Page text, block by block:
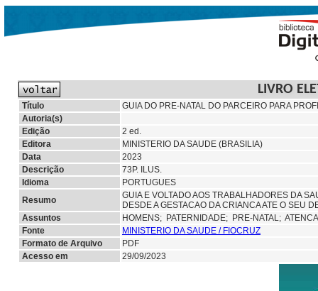
LIVRO
Título
GUIA DO PRE-NATAL DO PARCEIRO PARA
Autoria(s)
Edição
2 ed.
Editora
MINISTERIO DA SAUDE (BRASILIA)
Data
2023
Descrição
73P. ILUS.
Idioma
PORTUGUES
Resumo
GUIA E VOLTADO AOS TRABALHADORES DA
DESDE A GESTACAO DA CRIANCA ATE O SEU
Assuntos
HOMENS; PATERNIDADE; PRE-NATAL;
Fonte
MINISTERIO DA SAUDE / FIOCRUZ
Formato de Arquivo
PDF
Acesso em
29/09/2023